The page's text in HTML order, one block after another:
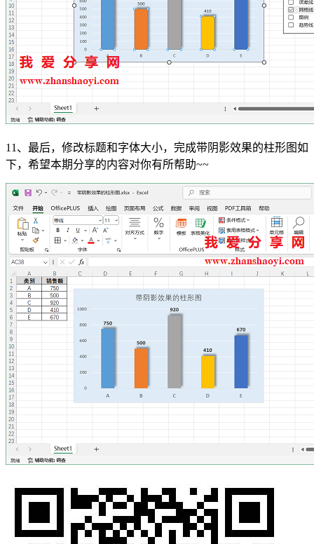
11、最后，修改标题和字体大小，完成带阴影效果的柱形图如
下，希望本期分享的内容对你有所帮助~~